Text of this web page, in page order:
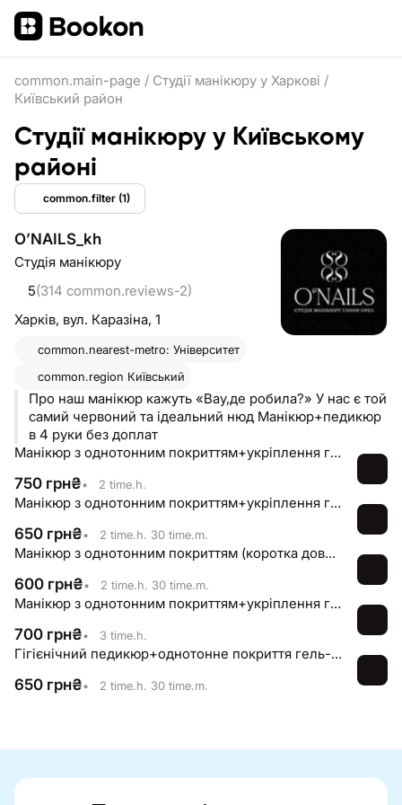
common.main-page / Студії манікюру у Харкові /
Київський район
Студії манікюру у Київському
районі
common.filter (1)
OʼNAILS_kh
Студія манікюру
5(314 common.reviews-2)
Харків, вул. Каразіна, 1
common.nearest-metro: Університет
common.region Київський
Про наш манікюр кажуть «Вау,де робила?» У нас є той
самий червоний та ідеальний нюд Манікюр+педикюр
в 4 руки без доплат
Манікюр з однотонним покриттям+укріплення гелем/акригелем (коротка довжина)
750 грн₴• 2 time.h.
Манікюр з однотонним покриттям+укріплення гелем/акригелем (коротка довжина)
650 грн₴• 2 time.h. 30 time.m.
Манікюр з однотонним покриттям (коротка довжина), без укріплення
600 грн₴• 2 time.h. 30 time.m.
Манікюр з однотонним покриттям+укріплення гелем/акригелем (середня довжина)
700 грн₴• 3 time.h.
Гігієнічний педикюр+однотонне покриття гель-лаком
650 грн₴• 2 time.h. 30 time.m.